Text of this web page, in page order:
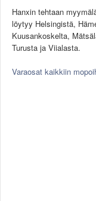
TIETOPANKKI
TAPAHTUMAT
MP15 kuvia
MP13 kuvia
Hanxin tehtaan
löytyy Helsingistä,
Kuusankoskelta,
Turusta ja Viialasta.
Varaosat kaikkiin